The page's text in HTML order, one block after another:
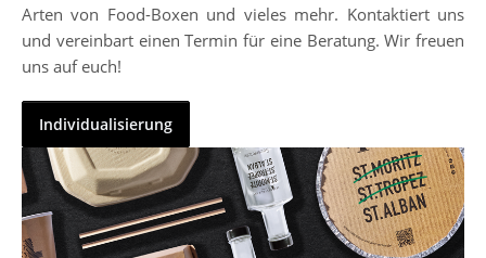
Arten von Food-Boxen und vieles mehr. Kontaktiert uns
und vereinbart einen Termin für eine Beratung. Wir freuen
uns auf euch!
Individualisierung